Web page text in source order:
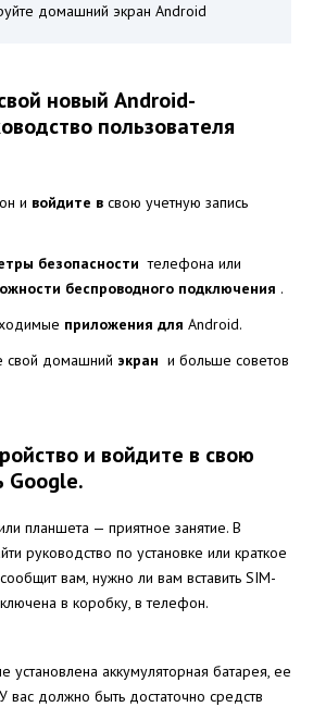
домашний экран Android
новый Android-
пользователя
и войдите в свою учетную запись
безопасности телефона или
беспроводного подключения .
приложения для Android.
свой домашний экран и больше советов
и войдите в свою
Google.
планшета — приятное занятие. В
руководство по установке или краткое
вам, нужно ли вам вставить SIM-
в коробку, в телефон.
​​аккумуляторная батарея, ее
вас должно быть достаточно средств